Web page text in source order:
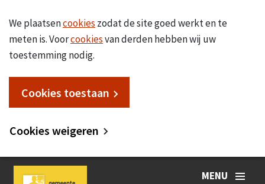
We plaatsencookies zodat de site goed werkt en te
meten is. Voorcookiesvan derden hebben wij uw
toestemming nodig.
Cookies toestaan
Cookies weigeren
MENU